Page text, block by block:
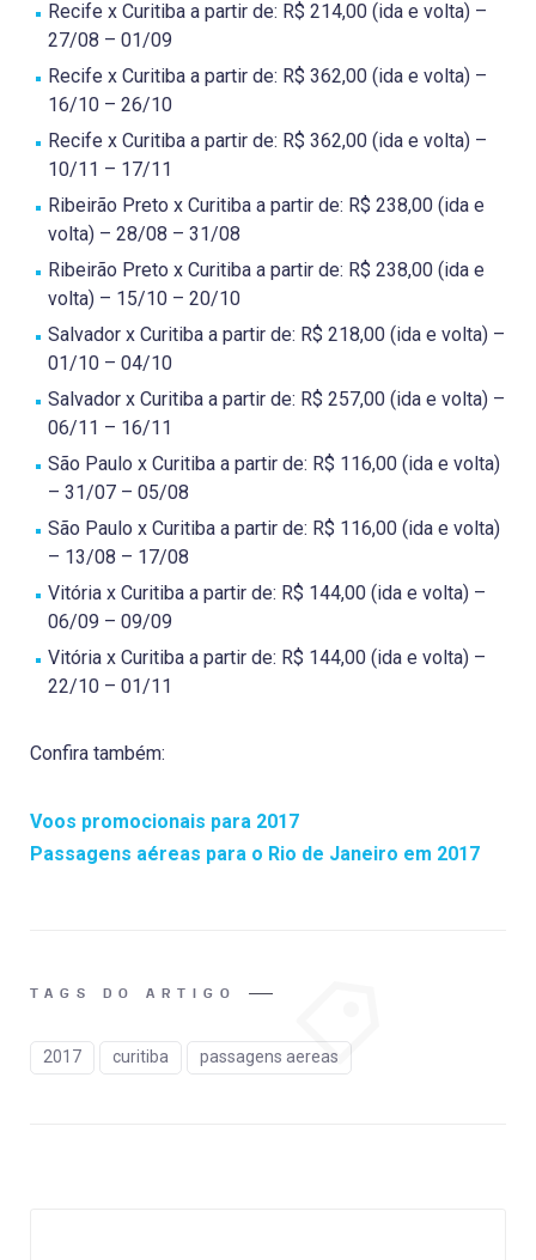
Recife x Curitiba a partir de: R$ 214,00 (ida e volta) –
27/08 – 01/09
Recife x Curitiba a partir de: R$ 362,00 (ida e volta) –
16/10 – 26/10
Recife x Curitiba a partir de: R$ 362,00 (ida e volta) –
10/11 – 17/11
Ribeirão Preto x Curitiba a partir de: R$ 238,00 (ida e
volta) – 28/08 – 31/08
Ribeirão Preto x Curitiba a partir de: R$ 238,00 (ida e
volta) – 15/10 – 20/10
Salvador x Curitiba a partir de: R$ 218,00 (ida e volta) –
01/10 – 04/10
Salvador x Curitiba a partir de: R$ 257,00 (ida e volta) –
06/11 – 16/11
São Paulo x Curitiba a partir de: R$ 116,00 (ida e volta)
– 31/07 – 05/08
São Paulo x Curitiba a partir de: R$ 116,00 (ida e volta)
– 13/08 – 17/08
Vitória x Curitiba a partir de: R$ 144,00 (ida e volta) –
06/09 – 09/09
Vitória x Curitiba a partir de: R$ 144,00 (ida e volta) –
22/10 – 01/11
Confira também:
Voos promocionais para 2017
Passagens aéreas para o Rio de Janeiro em 2017
TAGS DO ARTIGO
2017 curitiba passagens aereas